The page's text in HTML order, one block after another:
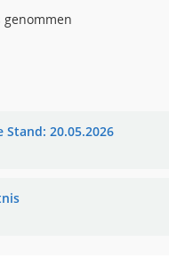
Stand: 20.05.2026